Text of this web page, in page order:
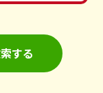
する